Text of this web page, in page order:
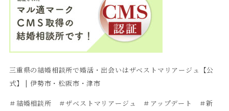
三重県の結婚相談所で婚活・出会いはザベストマリアージュ【公
式】 | 伊勢市・松阪市・津市
＃結婚相談所 ＃ザベストマリアージュ ＃アップデート ＃新